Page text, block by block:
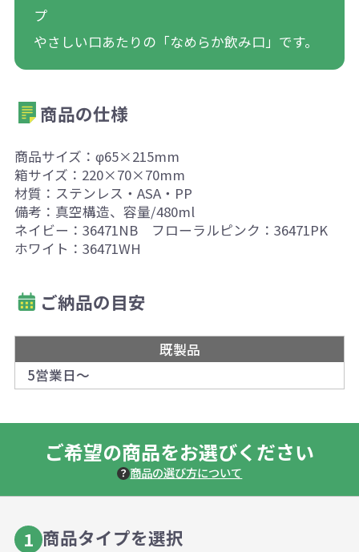
プ
やさしい口あたりの「なめらか飲み口」です。
商品の仕様
商品サイズ：φ65×215mm
箱サイズ：220×70×70mm
材質：ステンレス・ASA・PP
備考：真空構造、容量/480ml
ネイビー：36471NB フローラルピンク：36471PK
ホワイト：36471WH
ご納品の目安
既製品
5営業日～
ご希望の商品をお選びください
商品の選び方について
1 商品タイプを選択